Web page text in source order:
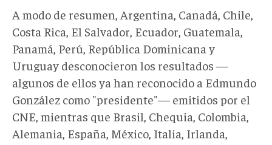
A modo de resumen, Argentina, Canadá, Chile,
Costa Rica, El Salvador, Ecuador, Guatemala,
Panamá, Perú, República Dominicana y
Uruguay desconocieron los resultados —
algunos de ellos ya han reconocido a Edmundo
González como "presidente"— emitidos por el
CNE, mientras que Brasil, Chequia, Colombia,
Alemania, España, México, Italia, Irlanda,